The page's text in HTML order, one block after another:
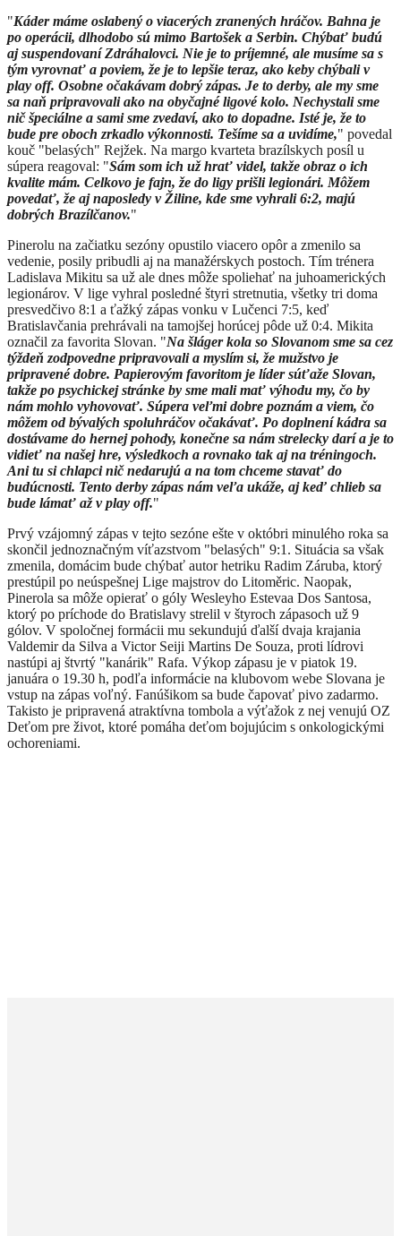
"Káder máme oslabený o viacerých zranených hráčov. Bahna je
po operácii, dlhodobo sú mimo Bartošek a Serbin. Chýbať budú
aj suspendovaní Zdráhalovci. Nie je to príjemné, ale musíme sa s
tým vyrovnať a poviem, že je to lepšie teraz, ako keby chýbali v
play off. Osobne očakávam dobrý zápas. Je to derby, ale my sme
sa naň pripravovali ako na obyčajné ligové kolo. Nechystali sme
nič špeciálne a sami sme zvedaví, ako to dopadne. Isté je, že to
bude pre oboch zrkadlo výkonnosti. Tešíme sa a uvidíme," povedal
kouč "belasých" Rejžek. Na margo kvarteta brazílskych posíl u
súpera reagoval: "Sám som ich už hrať videl, takže obraz o ich
kvalite mám. Celkovo je fajn, že do ligy prišli legionári. Môžem
povedať, že aj naposledy v Žiline, kde sme vyhrali 6:2, majú
dobrých Brazílčanov."
Pinerolu na začiatku sezóny opustilo viacero opôr a zmenilo sa
vedenie, posily pribudli aj na manažérskych postoch. Tím trénera
Ladislava Mikitu sa už ale dnes môže spoliehať na juhoamerických
legionárov. V lige vyhral posledné štyri stretnutia, všetky tri doma
presvedčivo 8:1 a ťažký zápas vonku v Lučenci 7:5, keď
Bratislavčania prehrávali na tamojšej horúcej pôde už 0:4. Mikita
označil za favorita Slovan. "Na šláger kola so Slovanom sme sa cez
týždeň zodpovedne pripravovali a myslím si, že mužstvo je
pripravené dobre. Papierovým favoritom je líder súťaže Slovan,
takže po psychickej stránke by sme mali mať výhodu my, čo by
nám mohlo vyhovovať. Súpera veľmi dobre poznám a viem, čo
môžem od bývalých spoluhráčov očakávať. Po doplnení kádra sa
dostávame do hernej pohody, konečne sa nám strelecky darí a je to
vidieť na našej hre, výsledkoch a rovnako tak aj na tréningoch.
Ani tu si chlapci nič nedarujú a na tom chceme stavať do
budúcnosti. Tento derby zápas nám veľa ukáže, aj keď chlieb sa
bude lámať až v play off."
Prvý vzájomný zápas v tejto sezóne ešte v októbri minulého roka sa
skončil jednoznačným víťazstvom "belasých" 9:1. Situácia sa však
zmenila, domácim bude chýbať autor hetriku Radim Záruba, ktorý
prestúpil po neúspešnej Lige majstrov do Litoměric. Naopak,
Pinerola sa môže opierať o góly Wesleyho Estevaa Dos Santosa,
ktorý po príchode do Bratislavy strelil v štyroch zápasoch už 9
gólov. V spoločnej formácii mu sekundujú ďalší dvaja krajania
Valdemir da Silva a Victor Seiji Martins De Souza, proti lídrovi
nastúpi aj štvrtý "kanárik" Rafa. Výkop zápasu je v piatok 19.
januára o 19.30 h, podľa informácie na klubovom webe Slovana je
vstup na zápas voľný. Fanúšikom sa bude čapovať pivo zadarmo.
Takisto je pripravená atraktívna tombola a výťažok z nej venujú OZ
Deťom pre život, ktoré pomáha deťom bojujúcim s onkologickými
ochoreniami.